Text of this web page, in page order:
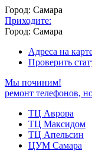
Город: Самара
Приходите:
Город: Самара
Адреса на
Проверить
Мы починим!
ремонт телефонов,
ТЦ Аврора
ТЦ Максидом
ТЦ Апельсин
ЦУМ Самара